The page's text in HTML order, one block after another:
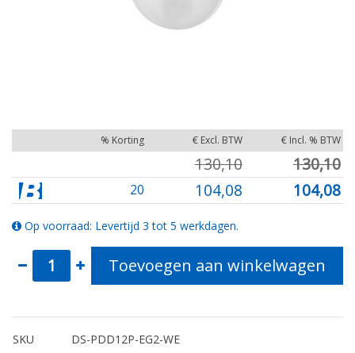
% Korting € Excl. BTW € Incl. % BTW
130,10 130,10
20 104,08 104,08
Op voorraad: Levertijd 3 tot 5 werkdagen.
Toevoegen aan winkelwagen
SKU
DS-PDD12P-EG2-WE